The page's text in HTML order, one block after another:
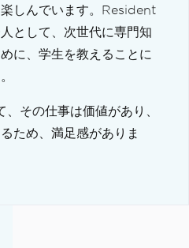
しんでいます。Resident
として、次世代に専門知
に、学生を教えることに
その仕事は価値があり、
ため、満足感がありま